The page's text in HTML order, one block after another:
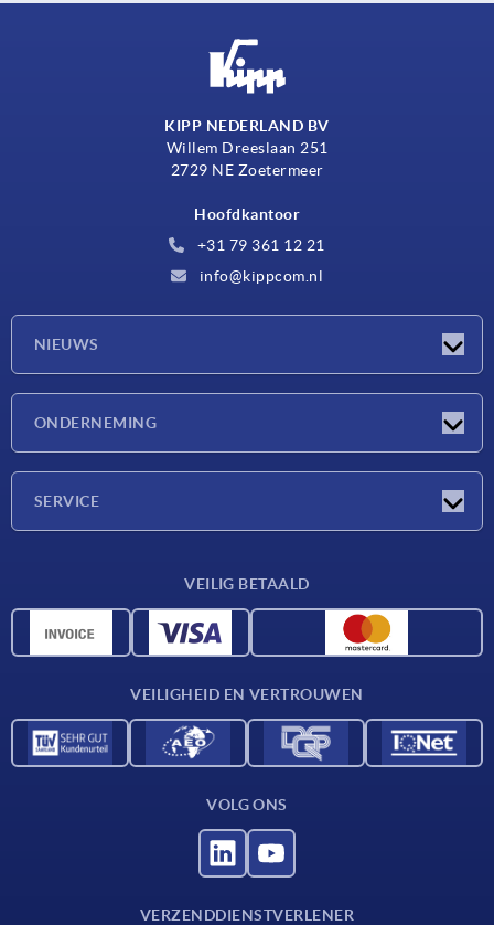
KIPP NEDERLAND BV
Willem Dreeslaan 251
2729 NE Zoetermeer
Hoofdkantoor
+31 79 361 12 21
info@kippcom.nl
NIEUWS
ONDERNEMING
SERVICE
CAD-gegevens
VEILIG BETAALD
VEILIGHEID EN VERTROUWEN
VOLG ONS
VERZENDDIENSTVERLENER